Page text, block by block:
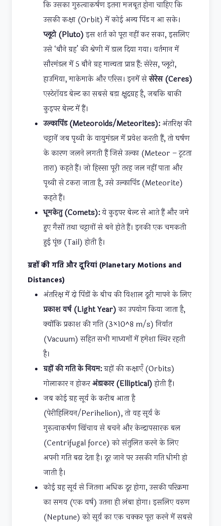
कि उसका गुरुत्वाकर्षण इतना मजबूत होना चाहिए कि
उसकी कक्षा (Orbit) में कोई अन्य पिंड न आ सके।
प्लूटो (Pluto)इस शर्त को पूरा नहीं कर सका, इसलिए
उसे ‘बौने ग्रह’ की श्रेणी में डाल दिया गया। वर्तमान में
सौरमंडल में 5 बौने ग्रह मान्यता प्राप्त हैं: सेरेस, प्लूटो,
हाउमिया, माकेमाके और एरिस। इनमें सेसेरेस (Ceres)
एस्टेरॉयड बेल्ट का सबसे बड़ा क्षुद्रग्रह है, जबकि बाकी
कुइपर बेल्ट में हैं।
उल्कापिंड (Meteoroids/Meteorites):अंतरिक्ष की
चट्टानें जब पृथ्वी के वायुमंडल में प्रवेश करती हैं, तो घर्षण
के कारण जलने लगती हैं जिसे उल्का (Meteor – टूटता
तारा) कहते हैं। जो हिस्सा पूरी तरह जल नहीं पाता और
पृथ्वी से टकरा जाता है, उसे उल्कापिंड (Meteorite)
कहते हैं।
धूमकेतु (Comets):ये कुइपर बेल्ट से आते हैं और जमे
हुए गैसों तथा चट्टानों से बने होते हैं। इनकी एक चमकती
हुई पूंछ (Tail) होती है।
ग्रहों की गति और दूरियां (Planetary Motions and
Distances)
अंतरिक्ष में दो पिंडों के बीच की विशाल दूरी मापने के लिए
प्रकाश वर्ष (Light Year)का उपयोग किया जाता है,
क्योंकि प्रकाश की गति (3×10^8 m/s) निर्वात
(Vacuum) सहित सभी माध्यमों में हमेशा स्थिर रहती
है।
ग्रहों की गति के नियम:ग्रहों की कक्षाएँ (Orbits)
गोलाकार न होकरअंडाकार (Elliptical)होती हैं।
जब कोई ग्रह सूर्य के करीब आता है
(पेरीहिलियन/Perihelion), तो वह सूर्य के
गुरुत्वाकर्षण खिंचाव से बचने और केन्द्रापसारक बल
(Centrifugal force) को संतुलित करने के लिए
अपनी गति बढ़ा देता है। दूर जाने पर उसकी गति धीमी हो
जाती है।
कोई ग्रह सूर्य से जितना अधिक दूर होगा, उसकी परिक्रमा
का समय (एक वर्ष) उतना ही लंबा होगा। इसलिए वरुण
(Neptune) को सूर्य का एक चक्कर पूरा करने में सबसे